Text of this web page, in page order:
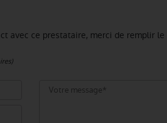
avec ce prestataire, merci de remplir le